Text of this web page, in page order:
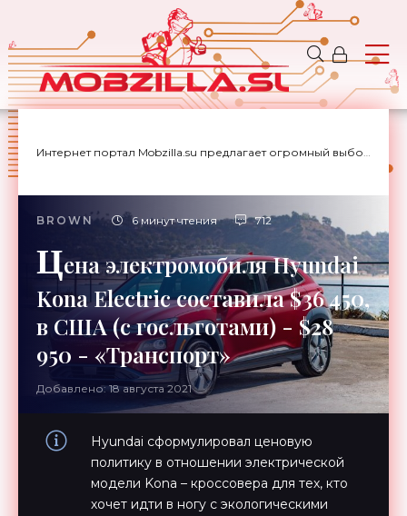
Интернет портал Mobzilla.su предлагает огромный выбор новостей с доставкой на дом.
BROWN 6 минут чтения 712
Цена электромобиля Hyundai
Kona Electric составила $36 450,
в США (с госльготами) - $28
950 - «Транспорт»
Добавлено: 18 августа 2021
Hyundai сформулировал ценовую
политику в отношении электрической
модели Kona – кроссовера для тех, кто
хочет идти в ногу с экологическими